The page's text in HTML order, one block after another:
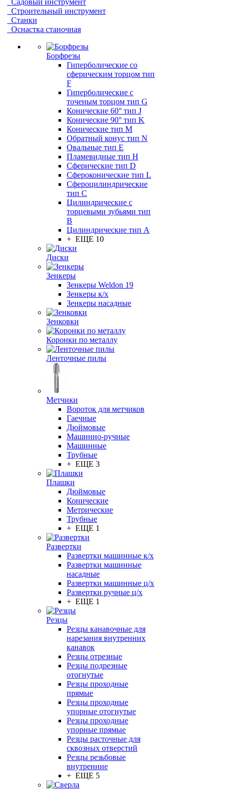
Садовый инструмент
Строительный инструмент
Станки
Оснастка станочная
Борфрезы
Гиперболические cо
сферическим торцом тип
F
Гиперболические с
точеным торцом тип G
Конические 60° тип J
Конические 90° тип K
Конические тип M
Обратный конус тип N
Овальные тип E
Пламевидные тип H
Сферические тип D
Сфероконические тип L
Сфероцилиндрические
тип C
Цилиндрические с
торцевыми зубьями тип
B
Цилиндрические тип А
+ ЕЩЕ 10
Диски
Зенкеры
Зенкеры Weldon 19
Зенкеры к/х
Зенкеры насадные
Зенковки
Коронки по металлу
Ленточные пилы
Метчики
Вороток для метчиков
Гаечные
Дюймовые
Машинно-ручные
Машинные
Трубные
+ ЕЩЕ 3
Плашки
Дюймовые
Конические
Метрические
Трубные
+ ЕЩЕ 1
Развертки
Развертки машинные к/х
Развертки машинные
насадные
Развертки машинные ц/х
Развертки ручные ц/х
+ ЕЩЕ 1
Резцы
Резцы канавочные для
нарезания внутренних
канавок
Резцы отрезные
Резцы подрезные
отогнутые
Резцы проходные
прямые
Резцы проходные
упорные отогнутые
Резцы проходные
упорные прямые
Резцы расточные для
сквозных отверстий
Резцы резьбовые
внутренние
+ ЕЩЕ 5